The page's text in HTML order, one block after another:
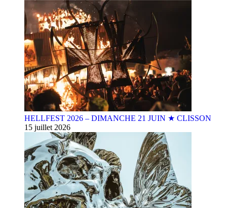
HELLFEST 2026 – DIMANCHE 21 JUIN ★ CLISSON
15 juillet 2026